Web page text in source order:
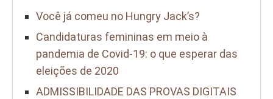
Você já comeu no Hungry Jack’s?
Candidaturas femininas em meio à
pandemia de Covid-19: o que esperar das
eleições de 2020
ADMISSIBILIDADE DAS PROVAS DIGITAIS